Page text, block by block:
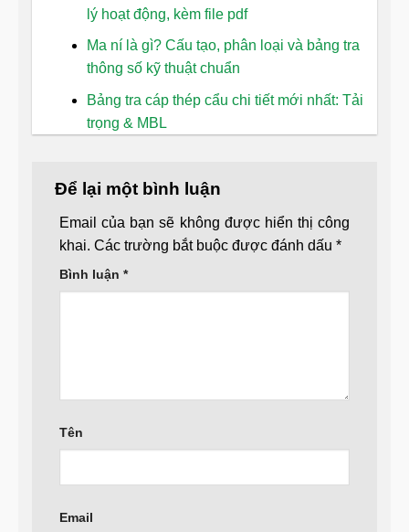
lý hoạt động, kèm file pdf
Ma ní là gì? Cấu tạo, phân loại và bảng tra
thông số kỹ thuật chuẩn
Bảng tra cáp thép cẩu chi tiết mới nhất: Tải
trọng & MBL
Để lại một bình luận
Email của bạn sẽ không được hiển thị công
khai. Các trường bắt buộc được đánh dấu *
Bình luận *
Tên
Email